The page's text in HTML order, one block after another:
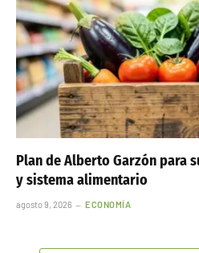
Plan de Alberto Garzón para
y sistema alimentario
agosto 9, 2026 ECONOMÍA